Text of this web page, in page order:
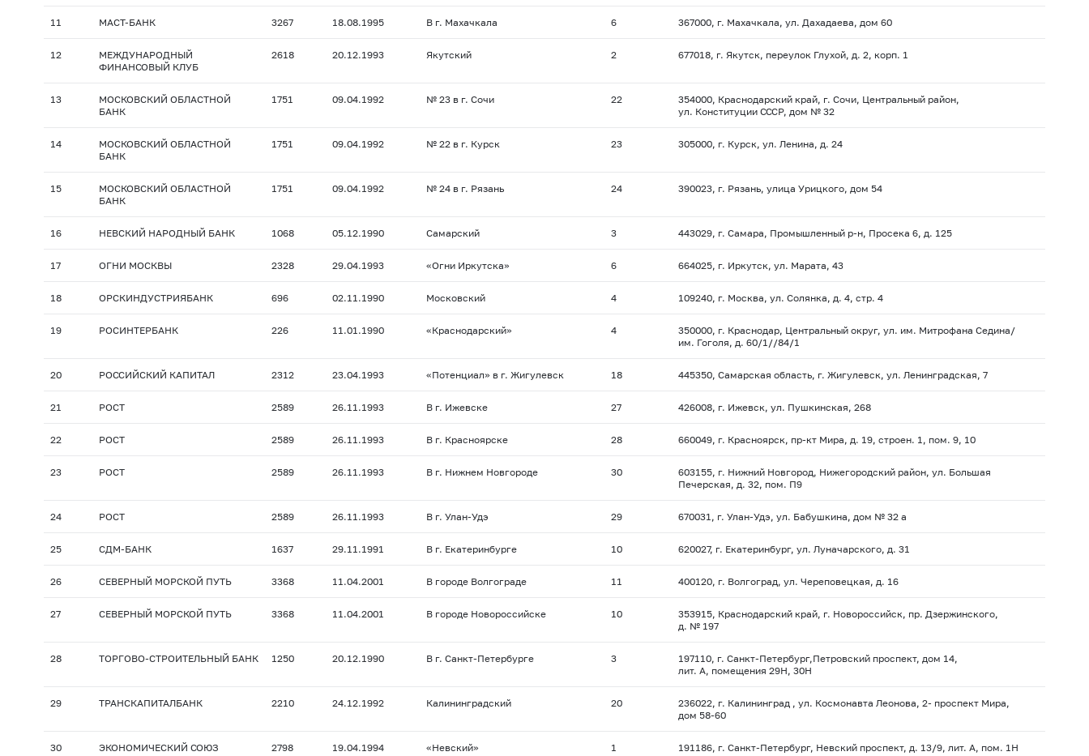
11 МАСТ-БАНК 3267 18.08.1995 В г. Махачкала 6 367000, г. Махачкала, ул. Дахадаева, дом 60
12
МЕЖДУНАРОДНЫЙ
ФИНАНСОВЫЙ КЛУБ
2618 20.12.1993 Якутский 2 677018, г. Якутск, переулок Глухой, д. 2, корп. 1
13
МОСКОВСКИЙ ОБЛАСТНОЙ
БАНК
1751 09.04.1992 № 23 в г. Сочи 22
354000, Краснодарский край, г. Сочи, Центральный район,
ул. Конституции СССР, дом № 32
14
МОСКОВСКИЙ ОБЛАСТНОЙ
БАНК
1751 09.04.1992 № 22 в г. Курск 23 305000, г. Курск, ул. Ленина, д. 24
15
МОСКОВСКИЙ ОБЛАСТНОЙ
БАНК
1751 09.04.1992 № 24 в г. Рязань 24 390023, г. Рязань, улица Урицкого, дом 54
16 НЕВСКИЙ НАРОДНЫЙ БАНК 1068 05.12.1990 Самарский 3 443029, г. Самара, Промышленный р-н, Просека 6, д. 125
17 ОГНИ МОСКВЫ 2328 29.04.1993 «Огни Иркутска» 6 664025, г. Иркутск, ул. Марата, 43
18 ОРСКИНДУСТРИЯБАНК 696 02.11.1990 Московский 4 109240, г. Москва, ул. Солянка, д. 4, стр. 4
19 РОСИНТЕРБАНК 226 11.01.1990 «Краснодарский» 4
350000, г. Краснодар, Центральный округ, ул. им. Митрофана Седина/
им. Гоголя, д. 60/1//84/1
20 РОССИЙСКИЙ КАПИТАЛ 2312 23.04.1993 «Потенциал» в г. Жигулевск 18 445350, Самарская область, г. Жигулевск, ул. Ленинградская, 7
21 РОСТ 2589 26.11.1993 В г. Ижевске 27 426008, г. Ижевск, ул. Пушкинская, 268
22 РОСТ 2589 26.11.1993 В г. Красноярске 28 660049, г. Красноярск, пр-кт Мира, д. 19, строен. 1, пом. 9, 10
23 РОСТ 2589 26.11.1993 В г. Нижнем Новгороде 30
603155, г. Нижний Новгород, Нижегородский район, ул. Большая
Печерская, д. 32, пом. П9
24 РОСТ 2589 26.11.1993 В г. Улан-Удэ 29 670031, г. Улан-Удэ, ул. Бабушкина, дом № 32 а
25 СДМ-БАНК 1637 29.11.1991 В г. Екатеринбурге 10 620027, г. Екатеринбург, ул. Луначарского, д. 31
26 СЕВЕРНЫЙ МОРСКОЙ ПУТЬ 3368 11.04.2001 В городе Волгограде 11 400120, г. Волгоград, ул. Череповецкая, д. 16
27 СЕВЕРНЫЙ МОРСКОЙ ПУТЬ 3368 11.04.2001 В городе Новороссийске 10
353915, Краснодарский край, г. Новороссийск, пр. Дзержинского,
д. № 197
28 ТОРГОВО-СТРОИТЕЛЬНЫЙ БАНК 1250 20.12.1990 В г. Санкт-Петербурге 3
197110, г. Санкт-Петербург,Петровский проспект, дом 14,
лит. А, помещения 29Н, 30Н
29 ТРАНСКАПИТАЛБАНК 2210 24.12.1992 Калининградский 20
236022, г. Калининград , ул. Космонавта Леонова, 2- проспект Мира,
дом 58-60
30 ЭКОНОМИЧЕСКИЙ СОЮЗ 2798 19.04.1994 «Невский» 1 191186, г. Санкт-Петербург, Невский проспект, д. 13/9, лит. А, пом. 1Н